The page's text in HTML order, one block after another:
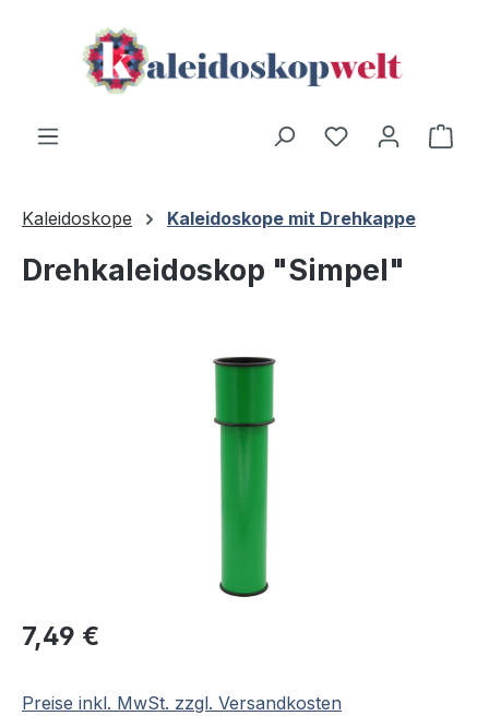
Zum Hauptinhalt springen
Kaleidoskope Kaleidoskope mit Drehkappe
Drehkaleidoskop "Simpel"
Bildergalerie überspringen
Regulärer Preis:
7,49 €
Preise inkl. MwSt. zzgl. Versandkosten